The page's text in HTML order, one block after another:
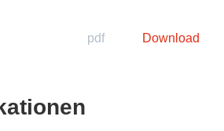
pdf Download